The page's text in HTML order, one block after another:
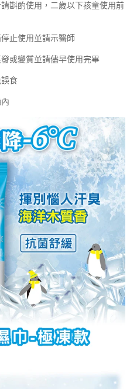
斟酌使用，二歲以下孩童使用前
止使用並請示醫師
或變質並請儘早使用完畢
食